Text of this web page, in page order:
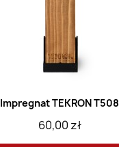
Impregnat TEKRON T508
60,00 zł